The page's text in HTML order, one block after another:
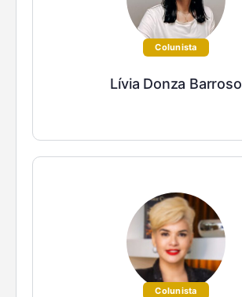
Colunista
Lívia Donza Barroso
Colunista